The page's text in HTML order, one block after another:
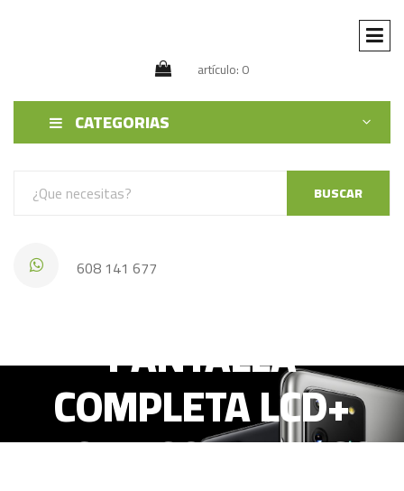
artículo: 0
CATEGORIAS
BUSCAR
608 141 677
PANTALLA
COMPLETA LCD+
TACTIL CON MARCO